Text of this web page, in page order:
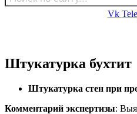
Vk
Штукатурка бухтит
Штукатурка стен при
Комментарий экспертизы: